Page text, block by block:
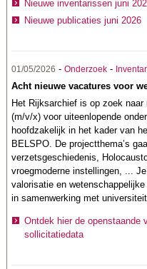
Nieuwe inventarissen juni
Nieuwe publicaties juni 2026
01/05/2026 -Onderzoek -
Acht nieuwe vacatures voor
Het Rijksarchief is op zoek
(m/v/x) voor uiteenlopende
hoofdzakelijk in het kader van
BELSPO. De projectthema’s
verzetsgeschiedenis,
vroegmoderne instellingen, ...
valorisatie en
in samenwerking met
Ontdek hier de openstaande
sollicitatiedata